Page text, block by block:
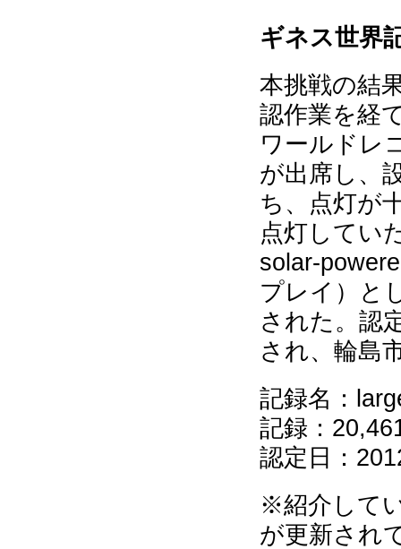
ギネス世界
本挑戦の結
認作業を経
ワールドレ
が出席し、
ち、点灯が
点灯してい
solar-
プレイ）と
された。認
され、輪島
記録名：
記録：
認定日：
※紹介して
が更新され